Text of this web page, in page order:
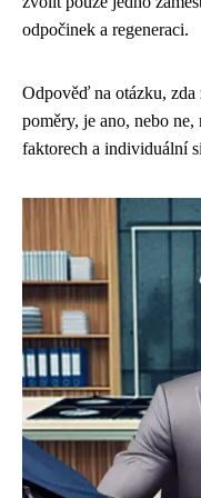
odpočinek a regeneraci.
Odpověď na otázku,
poměry, je ano, nebo
faktorech a individuální